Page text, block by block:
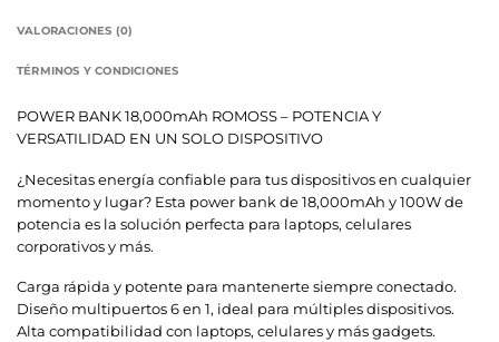
VALORACIONES (0)
TÉRMINOS Y CONDICIONES
POWER BANK 18,000mAh ROMOSS – POTENCIA Y
VERSATILIDAD EN UN SOLO DISPOSITIVO
¿Necesitas energía confiable para tus dispositivos en cualquier
momento y lugar? Esta power bank de 18,000mAh y 100W de
potencia es la solución perfecta para laptops, celulares
corporativos y más.
Carga rápida y potente para mantenerte siempre conectado.
Diseño multipuertos 6 en 1, ideal para múltiples dispositivos.
Alta compatibilidad con laptops, celulares y más gadgets.